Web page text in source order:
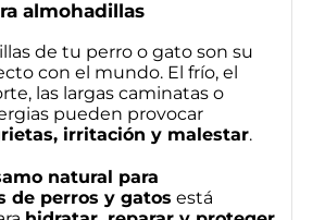
almohadillas
de tu perro o gato son su
con el mundo. El frío, el
las largas caminatas o
pueden provocar
irritación y malestar.
natural para
de perros y gatos está